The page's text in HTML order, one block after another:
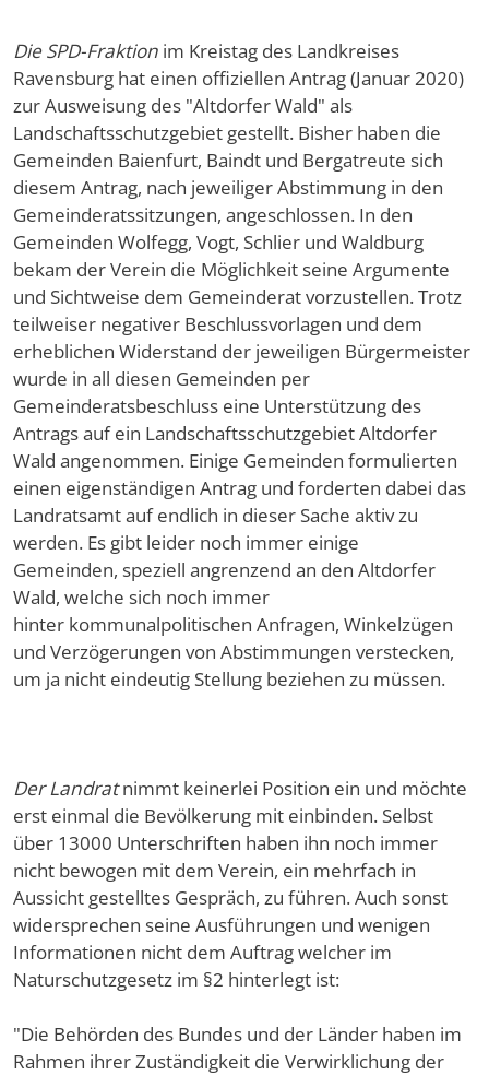
Die SPD-Fraktion im Kreistag des Landkreises
Ravensburg hat einen offiziellen Antrag (Januar 2020)
zur Ausweisung des "Altdorfer Wald" als
Landschaftsschutzgebiet gestellt. Bisher haben die
Gemeinden Baienfurt, Baindt und Bergatreute sich
diesem Antrag, nach jeweiliger Abstimmung in den
Gemeinderatssitzungen, angeschlossen. In den
Gemeinden Wolfegg, Vogt, Schlier und Waldburg
bekam der Verein die Möglichkeit seine Argumente
und Sichtweise dem Gemeinderat vorzustellen. Trotz
teilweiser negativer Beschlussvorlagen und dem
erheblichen Widerstand der jeweiligen Bürgermeister
wurde in all diesen Gemeinden per
Gemeinderatsbeschluss eine Unterstützung des
Antrags auf ein Landschaftsschutzgebiet Altdorfer
Wald angenommen. Einige Gemeinden formulierten
einen eigenständigen Antrag und forderten dabei das
Landratsamt auf endlich in dieser Sache aktiv zu
werden. Es gibt leider noch immer einige
Gemeinden, speziell angrenzend an den Altdorfer
Wald, welche sich noch immer
hinter kommunalpolitischen Anfragen, Winkelzügen
und Verzögerungen von Abstimmungen verstecken,
um ja nicht eindeutig Stellung beziehen zu müssen.
Der Landratnimmt keinerlei Position ein und möchte
erst einmal die Bevölkerung mit einbinden. Selbst
über 13000 Unterschriften haben ihn noch immer
nicht bewogen mit dem Verein, ein mehrfach in
Aussicht gestelltes Gespräch, zu führen. Auch sonst
widersprechen seine Ausführungen und wenigen
Informationen nicht dem Auftrag welcher im
Naturschutzgesetz im §2 hinterlegt ist:
"Die Behörden des Bundes und der Länder haben im
Rahmen ihrer Zuständigkeit die Verwirklichung der